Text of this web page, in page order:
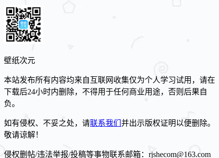
壁纸次元
本站发布所有内容均来自互联网收集仅为个人学习试用，请在
下载后24小时内删除，不得用于任何商业用途，否则后果自
负。
如有侵权、不妥之处，请联系我们 并出示版权证明以便删除。
敬请谅解！
侵权删帖/违法举报/投稿等事物联系邮箱：rjshecom@163.com